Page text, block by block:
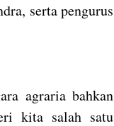
serta pengurus
agraria bahkan
kita salah satu